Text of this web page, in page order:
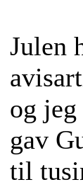
Julen
og
gav
til